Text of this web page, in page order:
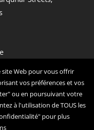
64
48 08 48
Web pour vous offrir
vos préférences et vos
ou en poursuivant votre
à l'utilisation de TOUS les
pour plus